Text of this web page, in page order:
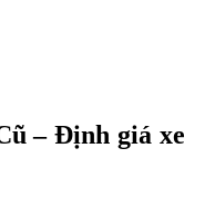
– Định giá xe